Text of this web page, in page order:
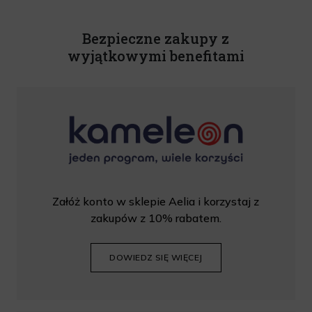
Bezpieczne zakupy z
wyjątkowymi benefitami
Załóż konto w sklepie Aelia i korzystaj z
zakupów z 10% rabatem.
DOWIEDZ SIĘ WIĘCEJ